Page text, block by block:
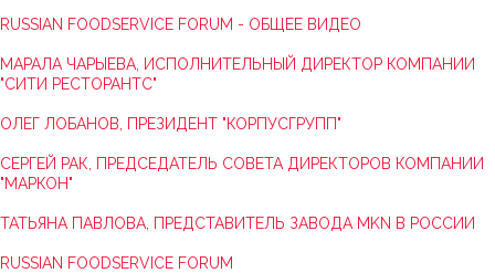
RUSSIAN FOODSERVICE FORUM - ОБЩЕЕ ВИДЕО
МАРАЛА ЧАРЫЕВА, ИСПОЛНИТЕЛЬНЫЙ ДИРЕКТОР КОМПАНИИ
"СИТИ РЕСТОРАНТС"
ОЛЕГ ЛОБАНОВ, ПРЕЗИДЕНТ "КОРПУСГРУПП"
СЕРГЕЙ РАК, ПРЕДСЕДАТЕЛЬ СОВЕТА ДИРЕКТОРОВ КОМПАНИИ
"МАРКОН"
ТАТЬЯНА ПАВЛОВА, ПРЕДСТАВИТЕЛЬ ЗАВОДА MKN В РОССИИ
RUSSIAN FOODSERVICE FORUM